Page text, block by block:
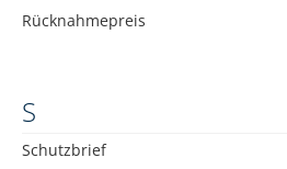
Rücknahmepreis
S
Schutzbrief